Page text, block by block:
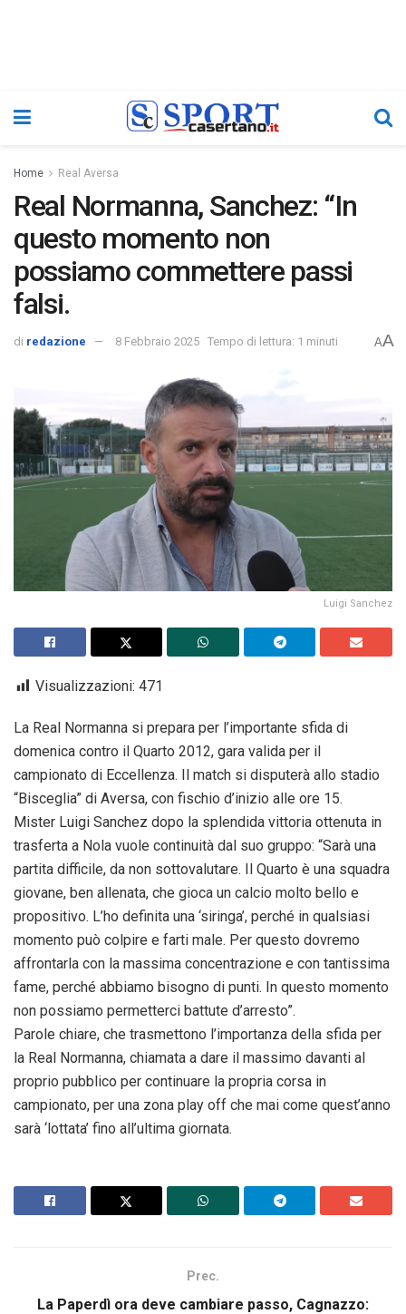
Home Real Aversa
Real Normanna, Sanchez: “In
questo momento non
possiamo commettere passi
falsi.
di redazione 8 Febbraio 2025 Tempo di lettura: 1 minuti AA
Luigi Sanchez
Visualizzazioni: 471
La Real Normanna si prepara per l’importante sfida di
domenica contro il Quarto 2012, gara valida per il
campionato di Eccellenza. Il match si disputerà allo stadio
“Bisceglia” di Aversa, con fischio d’inizio alle ore 15.
Mister Luigi Sanchez dopo la splendida vittoria ottenuta in
trasferta a Nola vuole continuità dal suo gruppo: “Sarà una
partita difficile, da non sottovalutare. Il Quarto è una squadra
giovane, ben allenata, che gioca un calcio molto bello e
propositivo. L’ho definita una ‘siringa’, perché in qualsiasi
momento può colpire e farti male. Per questo dovremo
affrontarla con la massima concentrazione e con tantissima
fame, perché abbiamo bisogno di punti. In questo momento
non possiamo permetterci battute d’arresto”.
Parole chiare, che trasmettono l’importanza della sfida per
la Real Normanna, chiamata a dare il massimo davanti al
proprio pubblico per continuare la propria corsa in
campionato, per una zona play off che mai come quest’anno
sarà ‘lottata’ fino all’ultima giornata.
Prec.
La Paperdì ora deve cambiare passo, Cagnazzo: